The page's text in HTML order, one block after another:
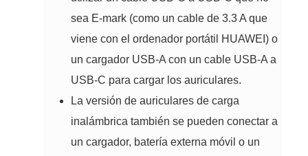
sea E-mark (como un cable de 3.3 A que
viene con el ordenador portátil HUAWEI) o
un cargador USB-A con un cable USB-A a
USB-C para cargar los auriculares.
La versión de auriculares de carga
inalámbrica también se pueden conectar a
un cargador, batería externa móvil o un